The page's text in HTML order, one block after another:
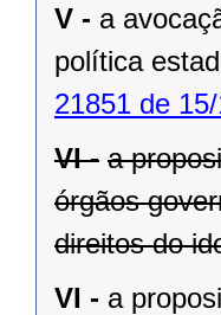
V - a
política
21851 de
VI - a
órgãos
direitos do
VI - a